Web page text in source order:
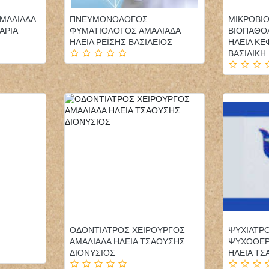
ΚΛΩΝΑΡΗΣ ΜΙΛΤΙΑΔΗΣ
ΧΕΙΡΟΥΡΓΟΣ ΚΑΛΑΜΑΡΙΑ
ΘΕΣΣΑΛΟΝΙΚΗ
ΠΑΝΑΓΟΠΟΥΛΟΥ ΜΑΡΙΑ
ΠΝΕΥΜΟΝΟΛΟΓΟΣ
ΦΥΜΑΤΙΟΛΟΓΟΣ ΑΜΑΛΙΑΔΑ
ΗΛΕΙΑ ΡΕΪΣΗΣ ΒΑΣΙΛΕΙΟΣ
ΗΛΕΙΑ
ΒΑΣΙΛΙΚΗ
ΟΔΟΝΤΙΑΤΡΟΣ ΧΕΙΡΟΥΡΓΟΣ
ΑΜΑΛΙΑΔΑ ΗΛΕΙΑ ΤΣΑΟΥΣΗΣ
ΔΙΟΝΥΣΙΟΣ
ΗΛΕΙΑ
ΟΔΟΝΤΙΑΤΡΟΣ
ΑΜΠΕΛΟΚΗΠΟΙ
ΘΕΣΣΑΛΟΝΙΚΗ
ΔΙΑΒΗΤΟΛΟΓΟΣ ΛΑΡΙΣΑ
ΡΙΖΟΥΛΗΣ ΑΝΔΡΕΑΣ